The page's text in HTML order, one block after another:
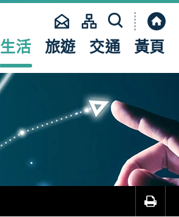
縮
合
網
站
生活 旅遊 交通 黃頁